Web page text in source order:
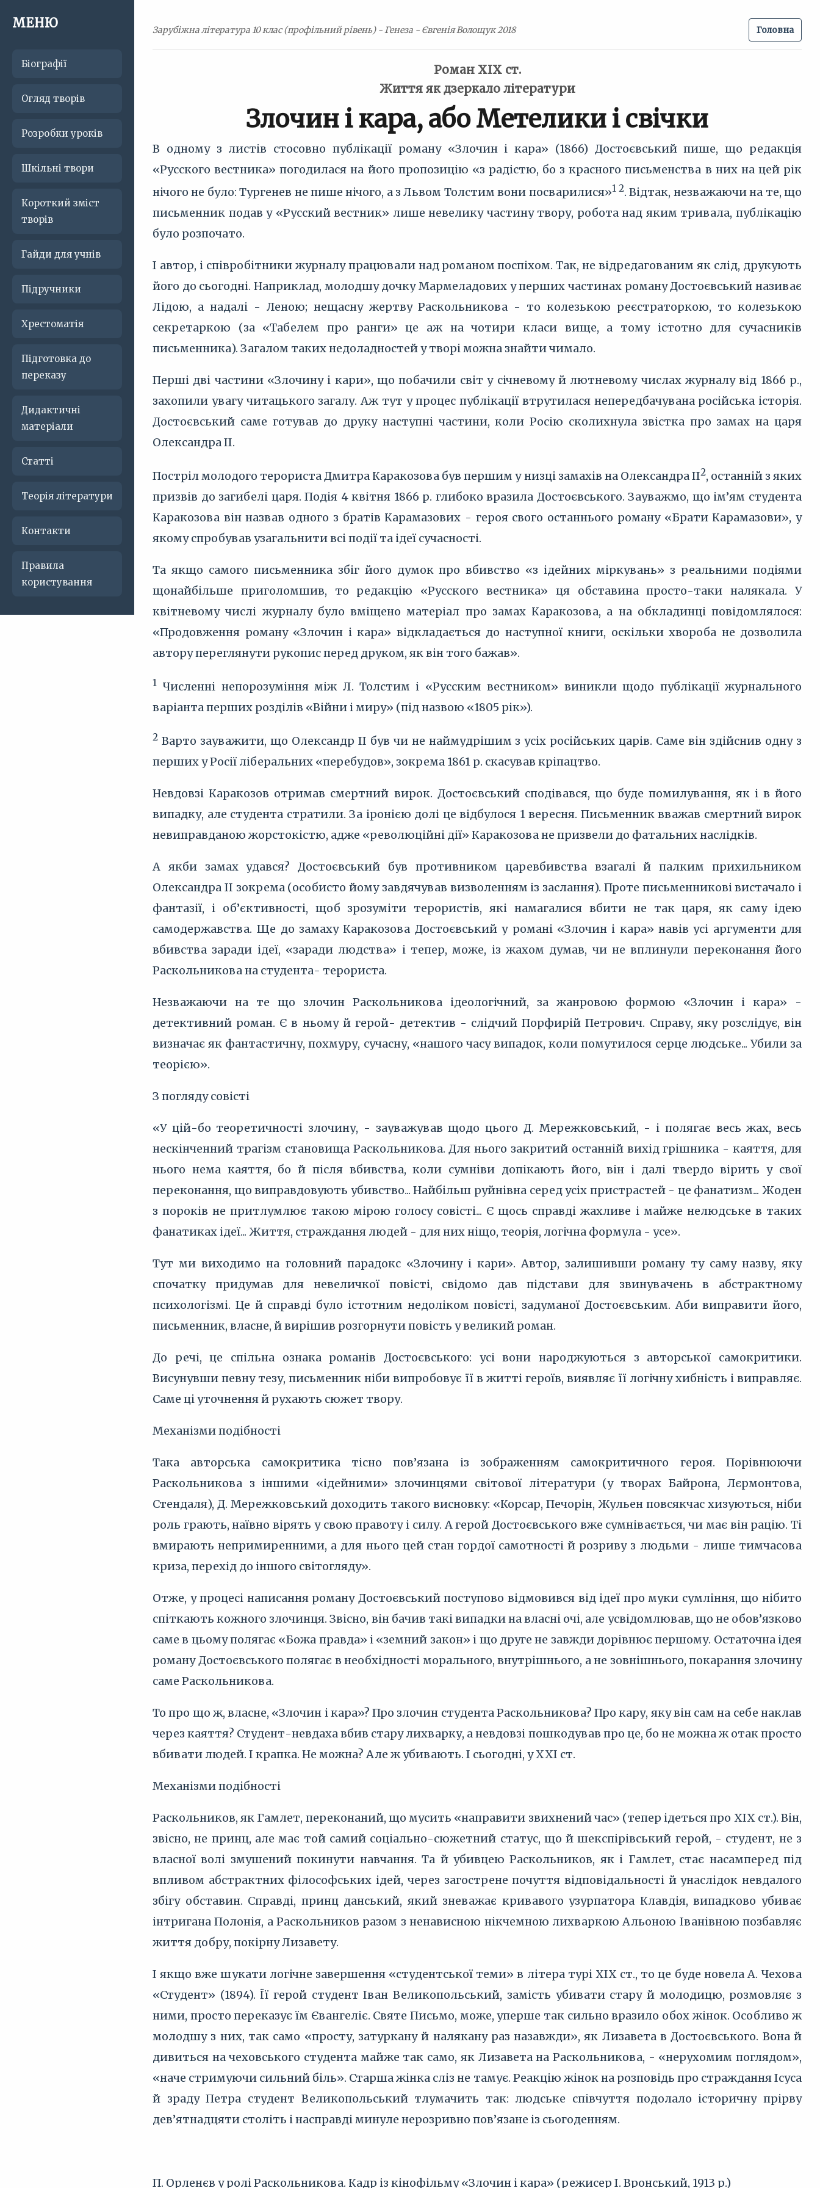
МЕНЮ
Біографії
Огляд творів
Розробки уроків
Шкільні твори
Короткий зміст
творів
Гайди для учнів
Підручники
Хрестоматія
Підготовка до
переказу
Дидактичні
матеріали
Статті
Теорія літератури
Контакти
Правила
користування
Зарубіжна література 10 клас (профільний рівень) - Генеза - Євгенія Волощук 2018 Головна
Роман ХІХ ст.
Життя як дзеркало літератури
Злочин і кара, або Метелики і свічки
В одному з листів стосовно публікації роману «Злочин і кара» (1866) Достоєвський пише, що редакція
«Русского вестника» погодилася на його пропозицію «з радістю, бо з красного письменства в них на цей рік
нічого не було: Тургенев не пише нічого, а з Львом Толстим вони посварилися»1 2. Відтак, незважаючи на те, що
письменник подав у «Русский вестник» лише невелику частину твору, робота над яким тривала, публікацію
було розпочато.
І автор, і співробітники журналу працювали над романом поспіхом. Так, не відредагованим як слід, друкують
його до сьогодні. Наприклад, молодшу дочку Мармеладових у перших частинах роману Достоєвський називає
Лідою, а надалі - Леною; нещасну жертву Раскольникова - то колезькою реєстраторкою, то колезькою
секретаркою (за «Табелем про ранги» це аж на чотири класи вище, а тому істотно для сучасників
письменника). Загалом таких недоладностей у творі можна знайти чимало.
Перші дві частини «Злочину і кари», що побачили світ у січневому й лютневому числах журналу від 1866 р.,
захопили увагу читацького загалу. Аж тут у процес публікації втрутилася непередбачувана російська історія.
Достоєвський саме готував до друку наступні частини, коли Росію сколихнула звістка про замах на царя
Олександра II.
Постріл молодого терориста Дмитра Каракозова був першим у низці замахів на Олександра II2, останній з яких
призвів до загибелі царя. Подія 4 квітня 1866 р. глибоко вразила Достоєвського. Зауважмо, що ім’ям студента
Каракозова він назвав одного з братів Карамазових - героя свого останнього роману «Брати Карамазови», у
якому спробував узагальнити всі події та ідеї сучасності.
Та якщо самого письменника збіг його думок про вбивство «з ідейних міркувань» з реальними подіями
щонайбільше приголомшив, то редакцію «Русского вестника» ця обставина просто-таки налякала. У
квітневому числі журналу було вміщено матеріал про замах Каракозова, а на обкладинці повідомлялося:
«Продовження роману «Злочин і кара» відкладається до наступної книги, оскільки хвороба не дозволила
автору переглянути рукопис перед друком, як він того бажав».
1 Численні непорозуміння між Л. Толстим і «Русским вестником» виникли щодо публікації журнального
варіанта перших розділів «Війни і миру» (під назвою «1805 рік»).
2 Варто зауважити, що Олександр II був чи не наймудрішим з усіх російських царів. Саме він здійснив одну з
перших у Росії ліберальних «перебудов», зокрема 1861 р. скасував кріпацтво.
Невдовзі Каракозов отримав смертний вирок. Достоєвський сподівався, що буде помилування, як і в його
випадку, але студента стратили. За іронією долі це відбулося 1 вересня. Письменник вважав смертний вирок
невиправданою жорстокістю, адже «революційні дії» Каракозова не призвели до фатальних наслідків.
А якби замах удався? Достоєвський був противником царевбивства взагалі й палким прихильником
Олександра II зокрема (особисто йому завдячував визволенням із заслання). Проте письменникові вистачало і
фантазії, і об’єктивності, щоб зрозуміти терористів, які намагалися вбити не так царя, як саму ідею
самодержавства. Ще до замаху Каракозова Достоєвський у романі «Злочин і кара» навів усі аргументи для
вбивства заради ідеї, «заради людства» і тепер, може, із жахом думав, чи не вплинули переконання його
Раскольникова на студента- терориста.
Незважаючи на те що злочин Раскольникова ідеологічний, за жанровою формою «Злочин і кара» -
детективний роман. Є в ньому й герой- детектив - слідчий Порфирій Петрович. Справу, яку розслідує, він
визначає як фантастичну, похмуру, сучасну, «нашого часу випадок, коли помутилося серце людське... Убили за
теорією».
З погляду совісті
«У цій-бо теоретичності злочину, - зауважував щодо цього Д. Мережковський, - і полягає весь жах, весь
нескінченний трагізм становища Раскольникова. Для нього закритий останній вихід грішника - каяття, для
нього нема каяття, бо й після вбивства, коли сумніви допікають його, він і далі твердо вірить у свої
переконання, що виправдовують убивство... Найбільш руйнівна серед усіх пристрастей - це фанатизм... Жоден
з пороків не притлумлює такою мірою голосу совісті... Є щось справді жахливе і майже нелюдське в таких
фанатиках ідеї... Життя, страждання людей - для них ніщо, теорія, логічна формула - усе».
Тут ми виходимо на головний парадокс «Злочину і кари». Автор, залишивши роману ту саму назву, яку
спочатку придумав для невеличкої повісті, свідомо дав підстави для звинувачень в абстрактному
психологізмі. Це й справді було істотним недоліком повісті, задуманої Достоєвським. Аби виправити його,
письменник, власне, й вирішив розгорнути повість у великий роман.
До речі, це спільна ознака романів Достоєвського: усі вони народжуються з авторської самокритики.
Висунувши певну тезу, письменник ніби випробовує її в житті героїв, виявляє її логічну хибність і виправляє.
Саме ці уточнення й рухають сюжет твору.
Механізми подібності
Така авторська самокритика тісно пов’язана із зображенням самокритичного героя. Порівнюючи
Раскольникова з іншими «ідейними» злочинцями світової літератури (у творах Байрона, Лєрмонтова,
Стендаля), Д. Мережковський доходить такого висновку: «Корсар, Печорін, Жульен повсякчас хизуються, ніби
роль грають, наївно вірять у свою правоту і силу. А герой Достоєвського вже сумнівається, чи має він рацію. Ті
вмирають непримиренними, а для нього цей стан гордої самотності й розриву з людьми - лише тимчасова
криза, перехід до іншого світогляду».
Отже, у процесі написання роману Достоєвський поступово відмовився від ідеї про муки сумління, що нібито
спіткають кожного злочинця. Звісно, він бачив такі випадки на власні очі, але усвідомлював, що не обов’язково
саме в цьому полягає «Божа правда» і «земний закон» і що друге не завжди дорівнює першому. Остаточна ідея
роману Достоєвського полягає в необхідності морального, внутрішнього, а не зовнішнього, покарання злочину
саме Раскольникова.
То про що ж, власне, «Злочин і кара»? Про злочин студента Раскольникова? Про кару, яку він сам на себе наклав
через каяття? Студент-невдаха вбив стару лихварку, а невдовзі пошкодував про це, бо не можна ж отак просто
вбивати людей. І крапка. Не можна? Але ж убивають. І сьогодні, у XXI ст.
Механізми подібності
Раскольников, як Гамлет, переконаний, що мусить «направити звихнений час» (тепер ідеться про XIX ст.). Він,
звісно, не принц, але має той самий соціально-сюжетний статус, що й шекспірівський герой, - студент, не з
власної волі змушений покинути навчання. Та й убивцею Раскольников, як і Гамлет, стає насамперед під
впливом абстрактних філософських ідей, через загострене почуття відповідальності й унаслідок невдалого
збігу обставин. Справді, принц данський, який зневажає кривавого узурпатора Клавдія, випадково убиває
інтригана Полонія, а Раскольников разом з ненависною нікчемною лихваркою Альоною Іванівною позбавляє
життя добру, покірну Лизавету.
І якщо вже шукати логічне завершення «студентської теми» в літера турі XIX ст., то це буде новела А. Чехова
«Студент» (1894). Її герой студент Іван Великопольський, замість убивати стару й молодицю, розмовляє з
ними, просто переказує їм Євангеліє. Святе Письмо, може, уперше так сильно вразило обох жінок. Особливо ж
молодшу з них, так само «просту, затуркану й налякану раз назавжди», як Лизавета в Достоєвського. Вона й
дивиться на чеховського студента майже так само, як Лизавета на Раскольникова, - «нерухомим поглядом»,
«наче стримуючи сильний біль». Старша жінка сліз не тамує. Реакцію жінок на розповідь про страждання Ісуса
й зраду Петра студент Великопольський тлумачить так: людське співчуття подолало історичну прірву
дев’ятнадцяти століть і насправді минуле нерозривно пов’язане із сьогоденням.
П. Орленєв у ролі Раскольникова. Кадр із кінофільму «Злочин і кара» (режисер І. Вронський, 1913 р.)